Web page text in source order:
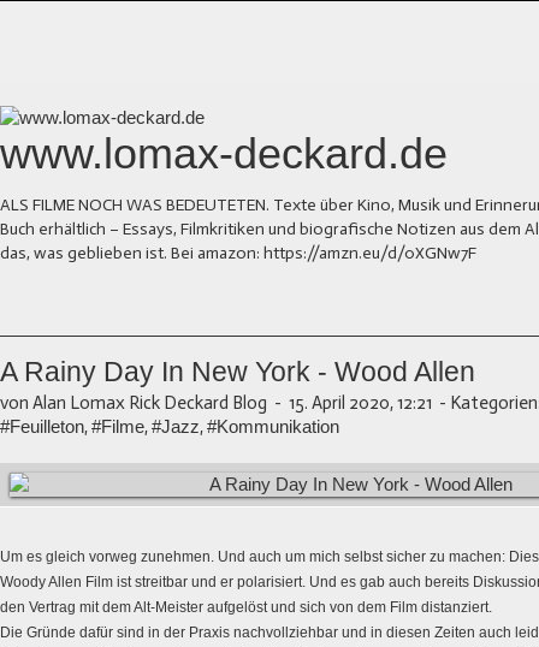
www.lomax-deckard.de
ALS FILME NOCH WAS BEDEUTETEN. Texte über Kino, Musik und
Buch erhältlich – Essays, Filmkritiken und biografische Notizen aus dem
das, was geblieben ist. Bei amazon: https://amzn.eu/d/0XGNw7F
A Rainy Day In New York - Wood Allen
von Alan Lomax Rick Deckard Blog - 15. April 2020, 12:21 -
#Feuilleton,#Filme,#Jazz,#Kommunikation
Um es gleich vorweg zunehmen. Und auch um mich selbst sicher zu machen:
Woody Allen Film ist streitbar und er polarisiert. Und es gab auch bereits
den Vertrag mit dem Alt-Meister aufgelöst und sich von dem Film distanziert.
Die Gründe dafür sind in der Praxis nachvollziehbar und in diesen Zeiten auch